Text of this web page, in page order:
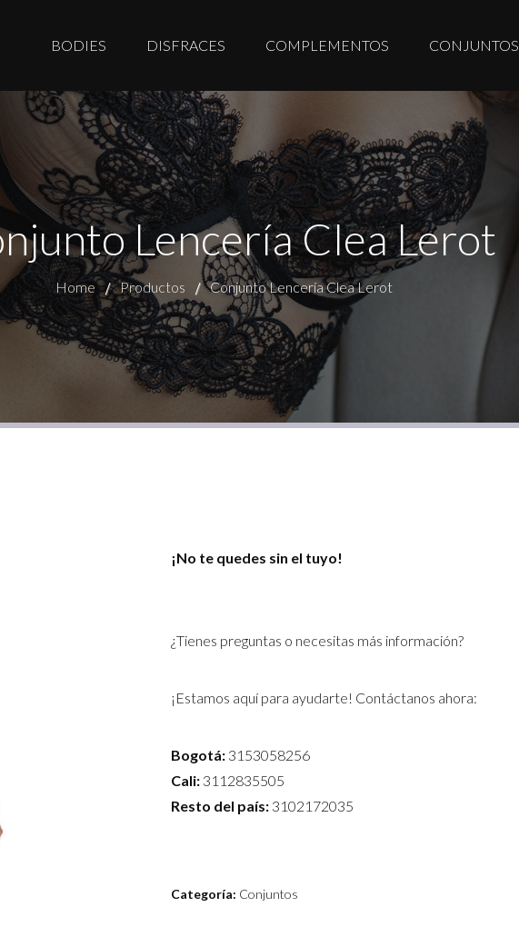
BODIES DISFRACES COMPLEMENTOS CONJUNTOS
Lencería Clea Lerot
Home Productos Conjunto Lencería Clea Lerot
¡No te quedes sin el tuyo!
¿Tienes preguntas o necesitas más información?
¡Estamos aquí para ayudarte! Contáctanos ahora:
Bogotá: 3153058256
Cali: 3112835505
Resto del país: 3102172035
Categoría: Conjuntos